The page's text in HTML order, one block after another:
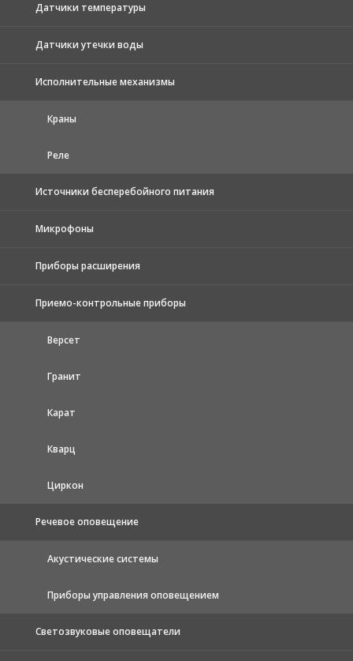
Датчики температуры
Датчики утечки воды
Исполнительные механизмы
Краны
Реле
Источники бесперебойного питания
Микрофоны
Приборы расширения
Приемо-контрольные приборы
Версет
Гранит
Карат
Кварц
Циркон
Речевое оповещение
Акустические системы
Приборы управления оповещением
Светозвуковые оповещатели